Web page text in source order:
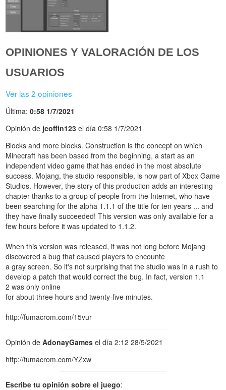
OPINIONES Y VALORACIÓN DE LOS
USUARIOS
Ver las 2 opiniones
Última:0:58 1/7/2021
Opinión de jcoffin123 el día 0:58 1/7/2021
Blocks and more blocks. Construction is the concept on which
Minecraft has been based from the beginning, a start as an
independent video game that has ended in the most absolute
success. Mojang, the studio responsible, is now part of Xbox Game
Studios. However, the story of this production adds an interesting
chapter thanks to a group of people from the Internet, who have
been searching for the alpha 1.1.1 of the title for ten years ... and
they have finally succeeded! This version was only available for a
few hours before it was updated to 1.1.2.
When this version was released, it was not long before Mojang
discovered a bug that caused players to encounte
a gray screen. So it's not surprising that the studio was in a rush to
develop a patch that would correct the bug. In fact, version 1.1
2 was only online
for about three hours and twenty-five minutes.
http://fumacrom.com/15vur
Opinión deAdonayGames el día 2:12 28/5/2021
http://fumacrom.com/YZxw
Escribe tu opinión sobre el juego: